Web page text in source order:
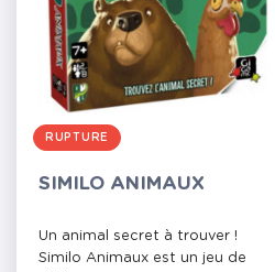
RUPTURE
SIMILO ANIMAUX
Un animal secret à trouver !
Similo Animaux est un jeu de